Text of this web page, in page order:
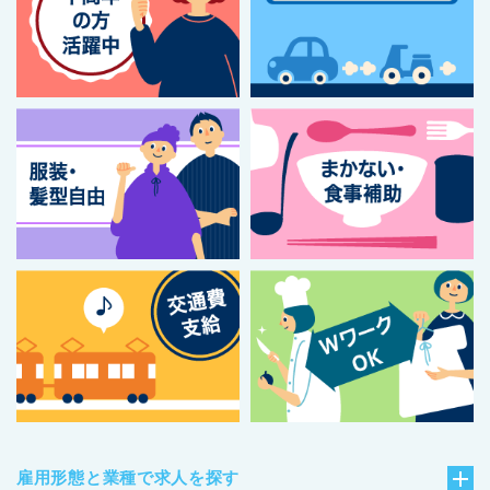
雇用形態と業種で求人を探す